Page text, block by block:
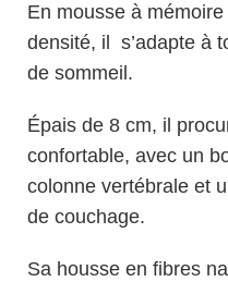
En mousse à
densité, il s’adapte à
de sommeil.
Épais de 8 cm, il
confortable, avec un
colonne vertébrale et
de couchage.
Sa housse en fibres